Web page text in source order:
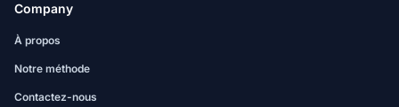
Company
À propos
Notre méthode
Contactez-nous